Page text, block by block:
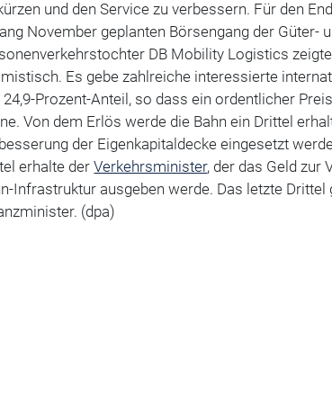
und den Service zu verbessern. Für den
November geplanten Börsengang der Güter-
DB Mobility Logistics
Es gebe zahlreiche interessierte
24,9-Prozent-Anteil, so dass ein ordentlicher
Von dem Erlös werde die Bahn ein Drittel
der Eigenkapitaldecke eingesetzt
erhalte derVerkehrsminister, der das Geld zur
Infrastruktur ausgeben werde. Das letzte Drittel
(dpa)